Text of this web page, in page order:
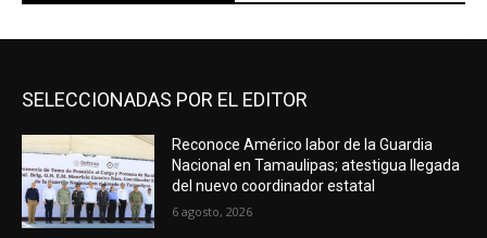
SELECCIONADAS POR EL EDITOR
Reconoce Américo labor de la Guardia
Nacional en Tamaulipas; atestigua llegada
del nuevo coordinador estatal
6 agosto, 2026